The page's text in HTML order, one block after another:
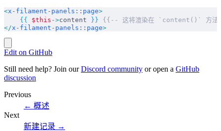
<x-filament-panels::page>
    {{
$this ->content }} {{-- 这将渲染在 `content()` 方法中
</x-filament-panels::page>
Edit on GitHub
Still need help? Join ourDiscord community or open a GitHub
discussion
Previous
← 概述
Next
新建记录 →